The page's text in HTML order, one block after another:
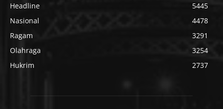
Headline
5445
Nasional
4478
Ragam
3291
Olahraga
3254
Hukrim
2737